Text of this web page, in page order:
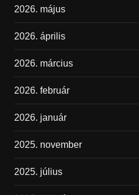
2026. május
2026. április
2026. március
2026. február
2026. január
2025. november
2025. július